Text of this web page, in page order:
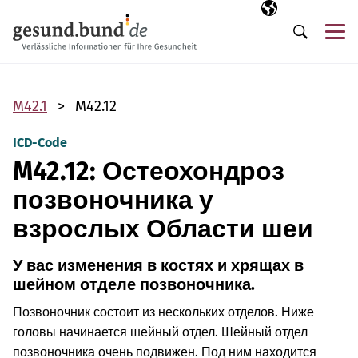
Выбранный
RU
Поиск
M42.1 M42.12
ICD-Code
M42.12: Остеохондроз
позвоночника у
взрослых Области шеи
У вас изменения в костях и хрящах в
шейном отделе позвоночника.
Позвоночник состоит из нескольких отделов. Ниже
головы начинается шейный отдел. Шейный отдел
позвоночника очень подвижен. Под ним находится